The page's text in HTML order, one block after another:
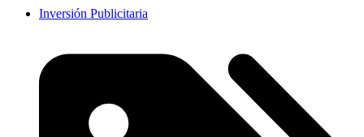
Inversión Publicitaria